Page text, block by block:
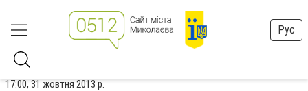
Рус
17:00, 31 жовтня 2013 р.